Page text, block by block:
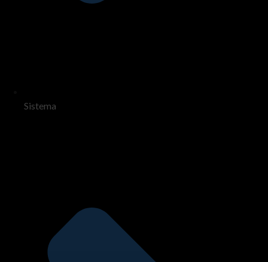
Sistema